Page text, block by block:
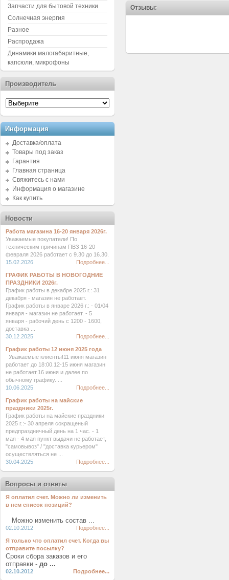
Отзывы:
Запчасти для бытовой техники
Солнечная энергия
Разное
Распродажа
Динамики малогабаритные,
капсюли, микрофоны
Производитель
Информация
Доставка/оплата
Товары под заказ
Гарантия
Главная страница
Свяжитесь с нами
Информация о магазине
Как купить
Новости
Работа магазина 16-20 января 2026г.
Уважаемые покупатели! По
техническим причинам ПВЗ 16-20
февраля 2026 работает с 9.30 до 16.30.
15.02.2026
Подробнее...
ГРАФИК РАБОТЫ В НОВОГОДНИЕ
ПРАЗДНИКИ 2026г.
График работы в декабре 2025 г.: 31
декабря - магазин не работает.
График работы в январе 2026 г.: - 01/04
января - магазин не работает. - 5
января - рабочий день с 1200 - 1600,
доставка ...
30.12.2025
Подробнее...
График работы 12 июня 2025 года
Уважаемые клиенты!11 июня магазин
работает до 18:00.12-15 июня магазин
не работает.16 июня и далее по
обычному графику. ...
10.06.2025
Подробнее...
График работы на майские
праздники 2025г.
График работы на майские праздники
2025 г.:- 30 апреля сокращеный
предпраздничный день на 1 час. - 1
мая - 4 мая пункт выдачи не работает,
"самовывоз" / "доставка курьером"
осуществляться не ...
30.04.2025
Подробнее...
Вопросы и ответы
Я оплатил счет. Можно ли изменить
в нем список позиций?
Можно изменить состав ...
02.10.2012 Подробнее...
Я только что оплатил счет. Когда вы
отправите посылку?
Сроки сбора заказов и его
отправки - до ...
02.10.2012 Подробнее...